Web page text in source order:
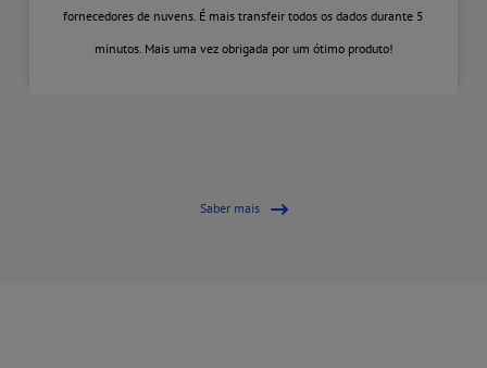
fornecedores de nuvens. É mais transfeir todos os dados durante 5
minutos. Mais uma vez obrigada por um ótimo produto!
Saber mais